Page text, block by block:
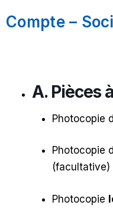
Compte –
A. Pièces
Photocopie
Photocopie
(facultative)
Photocopie